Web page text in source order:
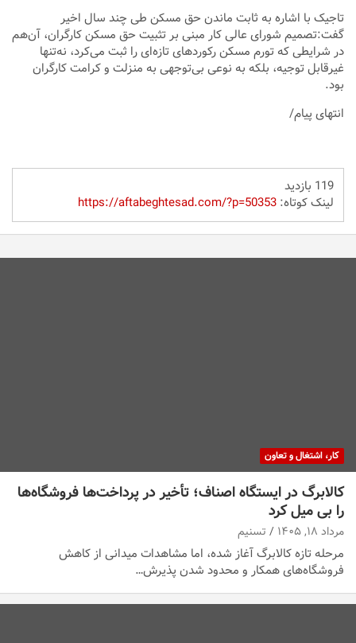
تاجیک با اشاره به ثابت ماندن حق مسکن طی چند سال اخیر
گفت:تصمیم شورای عالی کار مبنی بر تثبیت حق مسکن کارگران، آن‌هم
در شرایطی که تورم مسکن رکوردهای تازه‌ای را ثبت می‌کرد، نه‌تنها
غیرقابل توجیه، بلکه به نوعی بی‌توجهی به منزلت و کرامت کارگران
بود.
انتهای پیام/
119 بازدید
لینک کوتاه:https://aftabeghtesad.com/?p=50353
کار، اشتغال و تعاون
کالابرگ در ایستگاه اصناف؛ تأخیر در پرداخت‌ها فروشگاه‌ها
را بی میل کرد
مرداد ۱۸, ۱۴۰۵ تسنیم
مرحله تازه کالابرگ آغاز شده، اما مشاهدات میدانی از کاهش
فروشگاه‌های همکار و محدود شدن پذیرش…